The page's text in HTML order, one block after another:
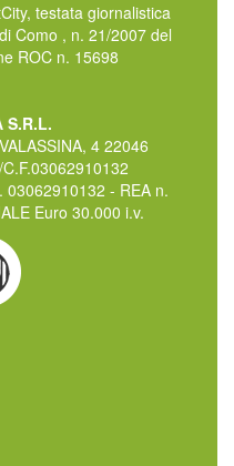
testata giornalistica
Como , n. 21/2007 del
ROC n. 15698
S.R.L.
4 22046
03062910132 - REA n.
Euro 30.000 i.v.